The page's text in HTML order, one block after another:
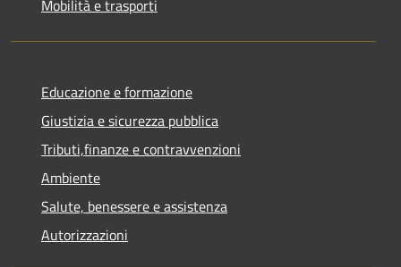
Mobilità e trasporti
Educazione e formazione
Giustizia e sicurezza pubblica
Tributi,finanze e contravvenzioni
Ambiente
Salute, benessere e assistenza
Autorizzazioni